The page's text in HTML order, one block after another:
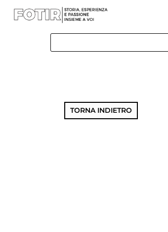
TORNA INDIETRO